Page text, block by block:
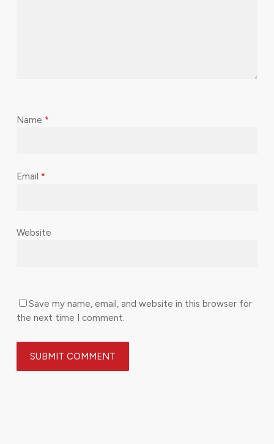
Name *
Email *
Website
Save my name, email, and website in this browser for
the next time I comment.